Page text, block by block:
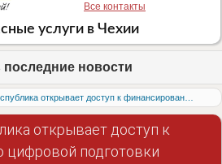
Все контакты
услуги в Чехии
последние новости
Чешская Республика открывает доступ к финансированию цифровой подготовки работников
открывает доступ к
подготовки